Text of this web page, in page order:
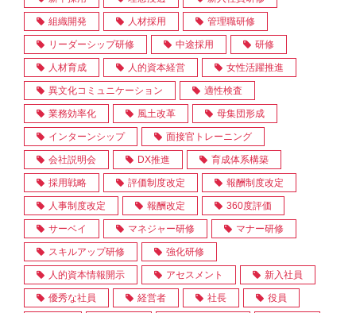
組織開発 人材採用 管理職研修
リーダーシップ研修 中途採用 研修
人材育成 人的資本経営 女性活躍推進
異文化コミュニケーション 適性検査
業務効率化 風土改革 母集団形成
インターンシップ 面接官トレーニング
会社説明会 DX推進 育成体系構築
採用戦略 評価制度改定 報酬制度改定
人事制度改定 報酬改定 360度評価
サーベイ マネジャー研修 マナー研修
スキルアップ研修 強化研修
人的資本情報開示 アセスメント 新入社員
優秀な社員 経営者 社長 役員